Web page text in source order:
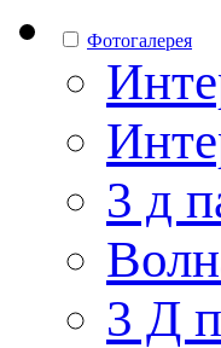
Фотогалерея
3 д
3 Д